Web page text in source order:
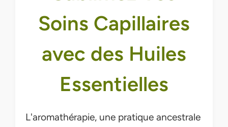
Soins Capillaires
avec des Huiles
Essentielles
L'aromathérapie, une pratique ancestrale